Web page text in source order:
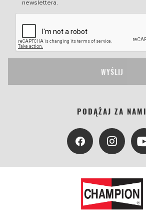
newslettera.
WYŚLIJ
PODĄŻAJ ZA NAMI